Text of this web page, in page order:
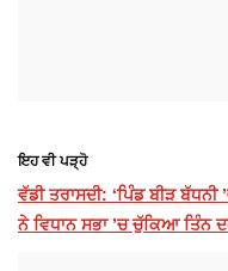
ਇਹ ਵੀ ਪੜ੍ਹੋ
ਵੱਡੀ ਤਰਾਸਦੀ: ‘ਪਿੰਡ ਬੀੜ
ਨੇ ਵਿਧਾਨ ਸਭਾ ’ਚ ਚੁੱਕਿਆ ਤਿੰਨ